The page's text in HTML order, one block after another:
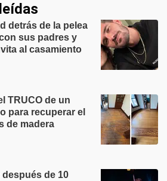
detrás de la pelea
sus padres y
al casamiento
TRUCO de un
para recuperar el
de madera
de 10